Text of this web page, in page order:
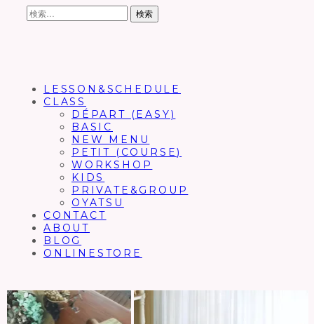
検
索:
LESSON&SCHEDULE
CLASS
DÉPART (EASY)
BASIC
NEW MENU
PETIT (COURSE)
WORKSHOP
KIDS
PRIVATE&GROUP
OYATSU
CONTACT
ABOUT
BLOG
ONLINESTORE